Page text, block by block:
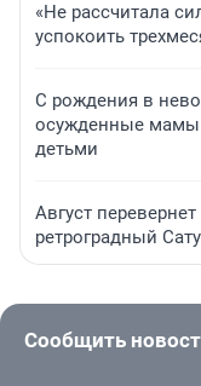
«Не рассчитала
успокоить
С рождения в
осужденные мамы
детьми
Август
ретроградный
Сообщить